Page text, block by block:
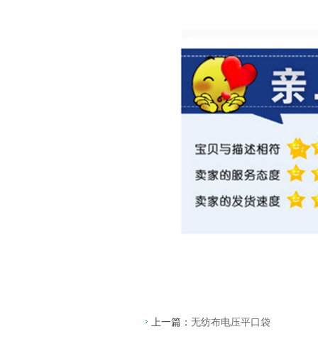
上一篇： 无纺布电压平口袋